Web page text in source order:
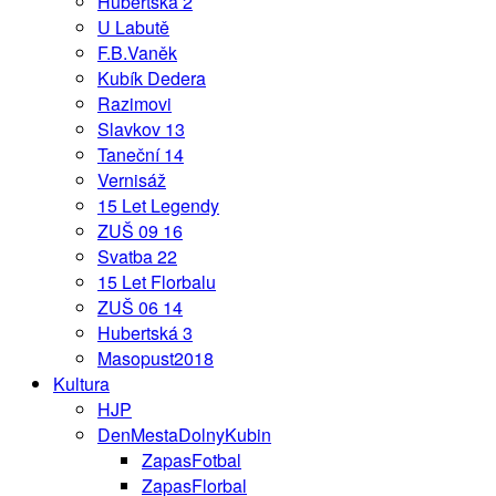
U Labutě
F.B.Vaněk
Kubík Dedera
Razimovi
Slavkov 13
Taneční 14
Vernisáž
15 Let Legendy
ZUŠ 09 16
Svatba 22
15 Let Florbalu
ZUŠ 06 14
Hubertská 3
Masopust2018
Kultura
HJP
DenMestaDolnyKubin
ZapasFotbal
ZapasFlorbal